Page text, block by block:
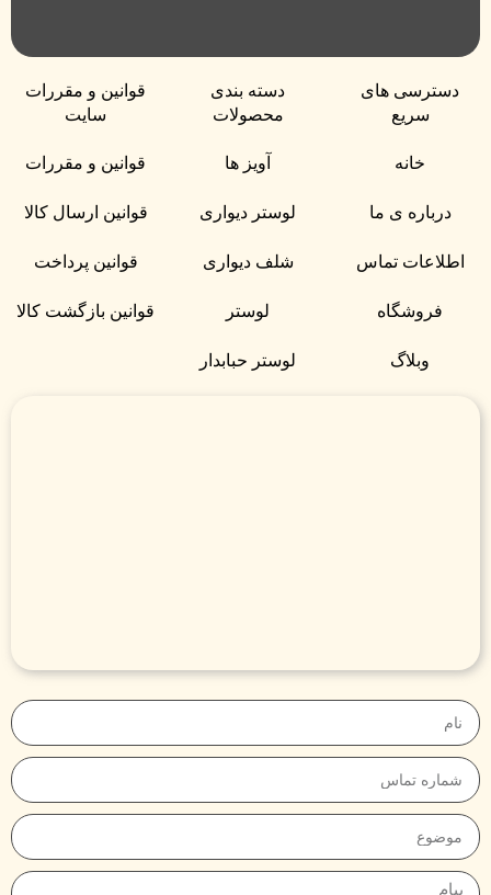
دسترسی های
سریع
خانه
درباره ی ما
اطلاعات تماس
فروشگاه
وبلاگ
دسته بندی
محصولات
آویز ها
لوستر دیواری
شلف دیواری
لوستر
لوستر حبابدار
قوانین و مقررات
سایت
قوانین و مقررات
قوانین ارسال کالا
قوانین پرداخت
قوانین بازگشت کالا